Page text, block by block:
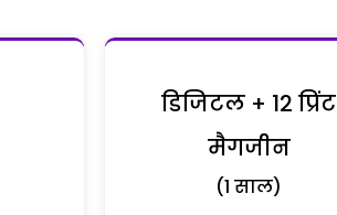
डिजिटल + 12 प्रिंट
मैगजीन
(1 साल)